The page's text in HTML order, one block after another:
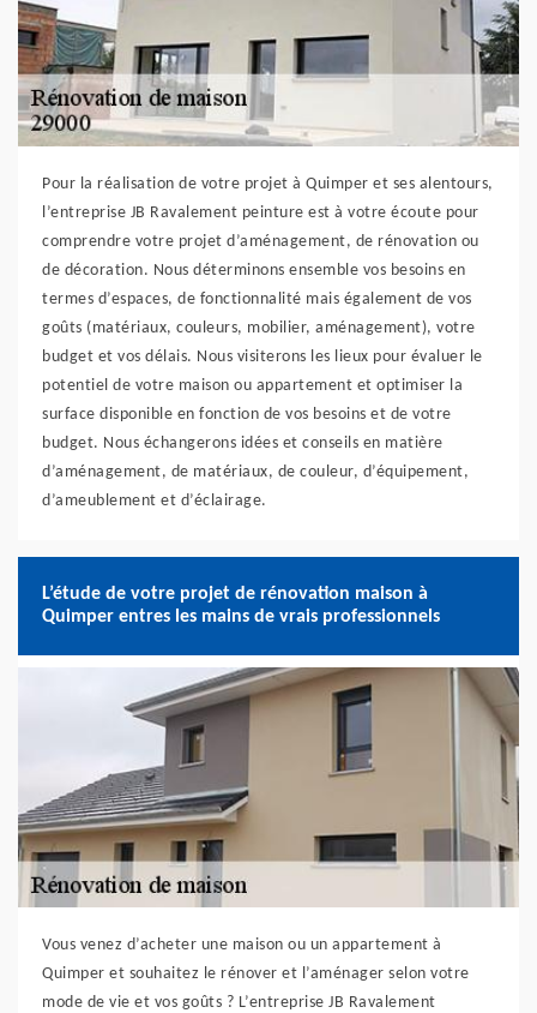
Pour la réalisation de votre projet à Quimper et ses alentours,
l’entreprise JB Ravalement peinture est à votre écoute pour
comprendre votre projet d’aménagement, de rénovation ou
de décoration. Nous déterminons ensemble vos besoins en
termes d’espaces, de fonctionnalité mais également de vos
goûts (matériaux, couleurs, mobilier, aménagement), votre
budget et vos délais. Nous visiterons les lieux pour évaluer le
potentiel de votre maison ou appartement et optimiser la
surface disponible en fonction de vos besoins et de votre
budget. Nous échangerons idées et conseils en matière
d’aménagement, de matériaux, de couleur, d’équipement,
d’ameublement et d’éclairage.
L’étude de votre projet de rénovation maison à
Quimper entres les mains de vrais professionnels
Vous venez d’acheter une maison ou un appartement à
Quimper et souhaitez le rénover et l’aménager selon votre
mode de vie et vos goûts ? L’entreprise JB Ravalement